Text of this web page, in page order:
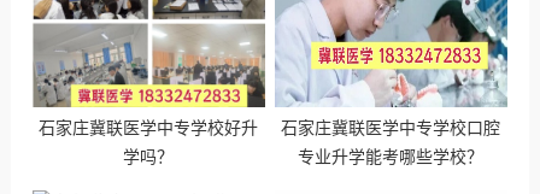
石家庄冀联医学中专学校好升
学吗？
石家庄冀联医学中专学校口腔
专业升学能考哪些学校？